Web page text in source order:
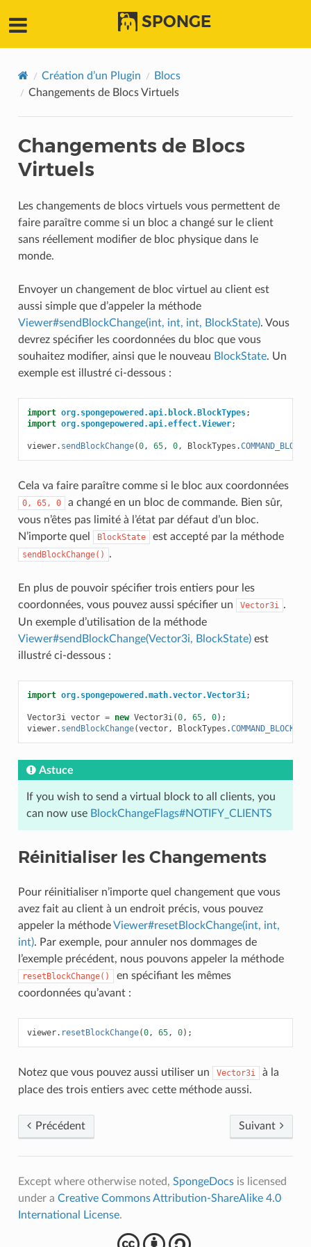
SPONGE
Création d’un Plugin
Blocs
Changements de Blocs Virtuels
Changements de Blocs
Virtuels
Les changements de blocs virtuels vous permettent de
faire paraître comme si un bloc a changé sur le client
sans réellement modifier de bloc physique dans le
monde.
Envoyer un changement de bloc virtuel au client est
aussi simple que d’appeler la méthode
Viewer#sendBlockChange(int, int, int, BlockState). Vous
devrez spécifier les coordonnées du bloc que vous
souhaitez modifier, ainsi que le nouveau BlockState. Un
exemple est illustré ci-dessous :
import org.spongepowered.api.block.BlockTypes;
import org.spongepowered.api.effect.Viewer;
viewer. sendBlockChange(0, 65, 0, BlockTypes .COMMAND_BLOCK
Cela va faire paraître comme si le bloc aux coordonnées
0, 65, 0
a changé en un bloc de commande. Bien sûr,
vous n’êtes pas limité à l’état par défaut d’un bloc.
N’importe quel
BlockState est accepté par la méthode
sendBlockChange() .
En plus de pouvoir spécifier trois entiers pour les
coordonnées, vous pouvez aussi spécifier un
Vector3i .
Un exemple d’utilisation de la méthode
Viewer#sendBlockChange(Vector3i, BlockState)est
illustré ci-dessous :
import org.spongepowered.math.vector.Vector3i;
Vector3i vector = new Vector3i(0, 65, 0);
viewer. sendBlockChange(vector, BlockTypes .COMMAND_BLOCK
Astuce
If you wish to send a virtual block to all clients, you
can now use BlockChangeFlags#NOTIFY_CLIENTS
Réinitialiser les Changements
Pour réinitialiser n’importe quel changement que vous
avez fait au client à un endroit précis, vous pouvez
appeler la méthodeViewer#resetBlockChange(int, int,
int). Par exemple, pour annuler nos dommages de
l’exemple précédent, nous pouvons appeler la méthode
resetBlockChange()
en spécifiant les mêmes
coordonnées qu’avant :
viewer. resetBlockChange(0, 65, 0);
Notez que vous pouvez aussi utiliser un Vector3i
à la
place des trois entiers avec cette méthode aussi.
Suivant
Précédent
Except where otherwise noted, SpongeDocsis licensed
under a Creative Commons Attribution-ShareAlike 4.0
International License.